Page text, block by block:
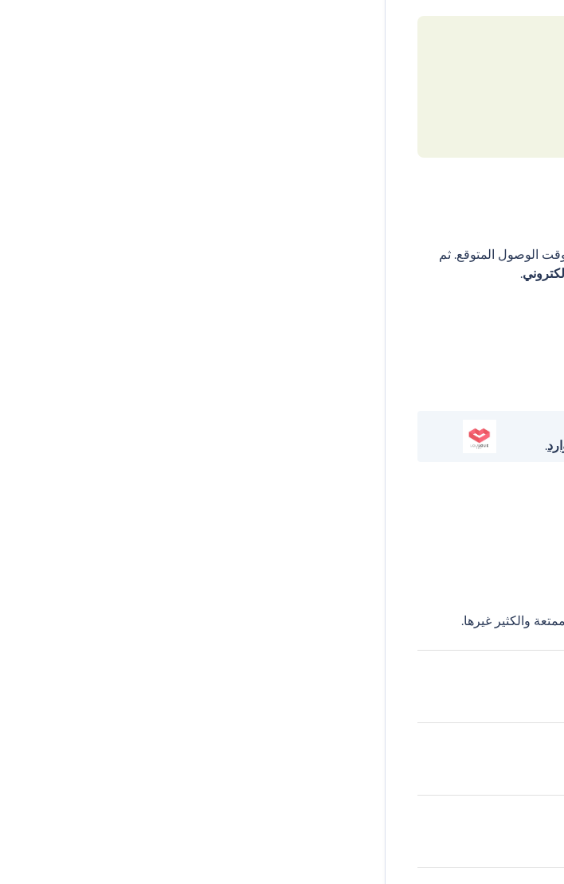
الوصول المتوقع. ثم
.
.
والكثير غيرها.